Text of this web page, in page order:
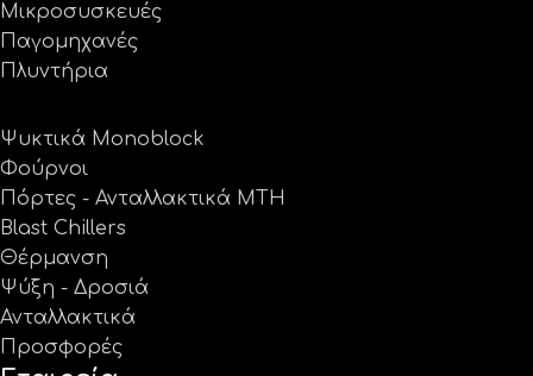
Μικροσυσκευές
Παγομηχανές
Πλυντήρια
Ψυκτικά Monoblock
Φούρνοι
Πόρτες - Ανταλλακτικά MTH
Blast Chillers
Θέρμανση
Ψύξη - Δροσιά
Ανταλλακτικά
Προσφορές